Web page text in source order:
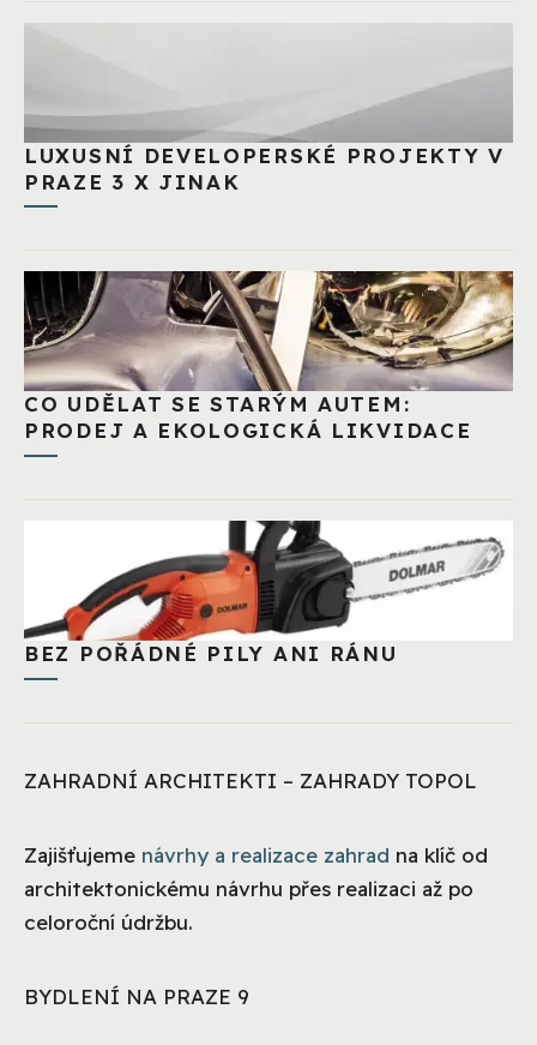
LUXUSNÍ DEVELOPERSKÉ PROJEKTY V
PRAZE 3 X JINAK
CO UDĚLAT SE STARÝM AUTEM:
PRODEJ A EKOLOGICKÁ LIKVIDACE
BEZ POŘÁDNÉ PILY ANI RÁNU
ZAHRADNÍ ARCHITEKTI – ZAHRADY TOPOL
Zajišťujeme návrhy a realizace zahrad na klíč od
architektonickému návrhu přes realizaci až po
celoroční údržbu.
BYDLENÍ NA PRAZE 9